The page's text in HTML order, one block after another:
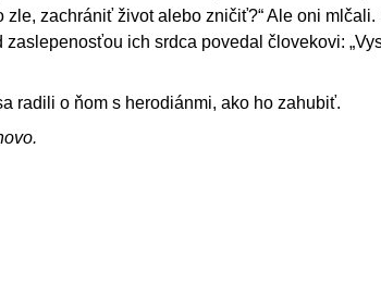
zle, zachrániť život alebo zničiť?“ Ale oni mlčali.
ich srdca povedal človekovi:
radili o ňom s herodiánmi, ako ho zahubiť.